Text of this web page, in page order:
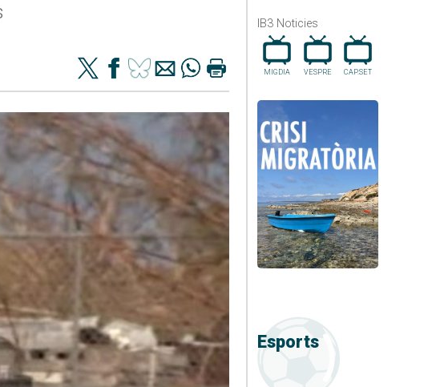
IB3 Noticies
MIGDIA VESPRE CAP.SET
Esports